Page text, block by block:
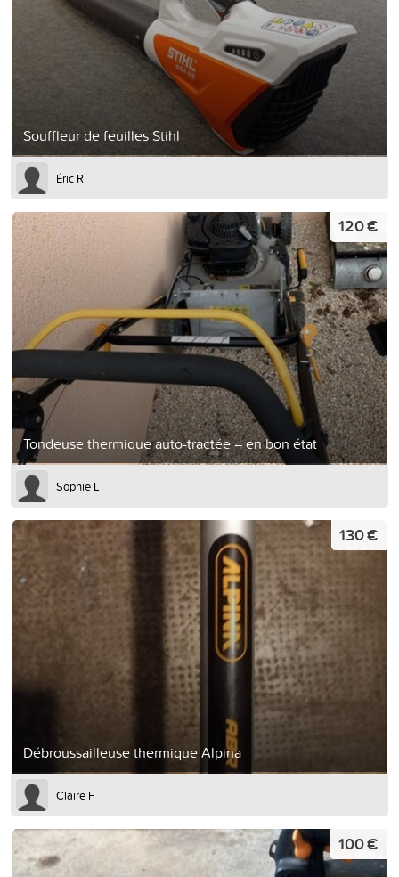
Souffleur de feuilles Stihl
Éric R
Tondeuse thermique auto-tractée – en bon état
120 €
Sophie L
Débroussailleuse thermique Alpina
130 €
Claire F
100 €